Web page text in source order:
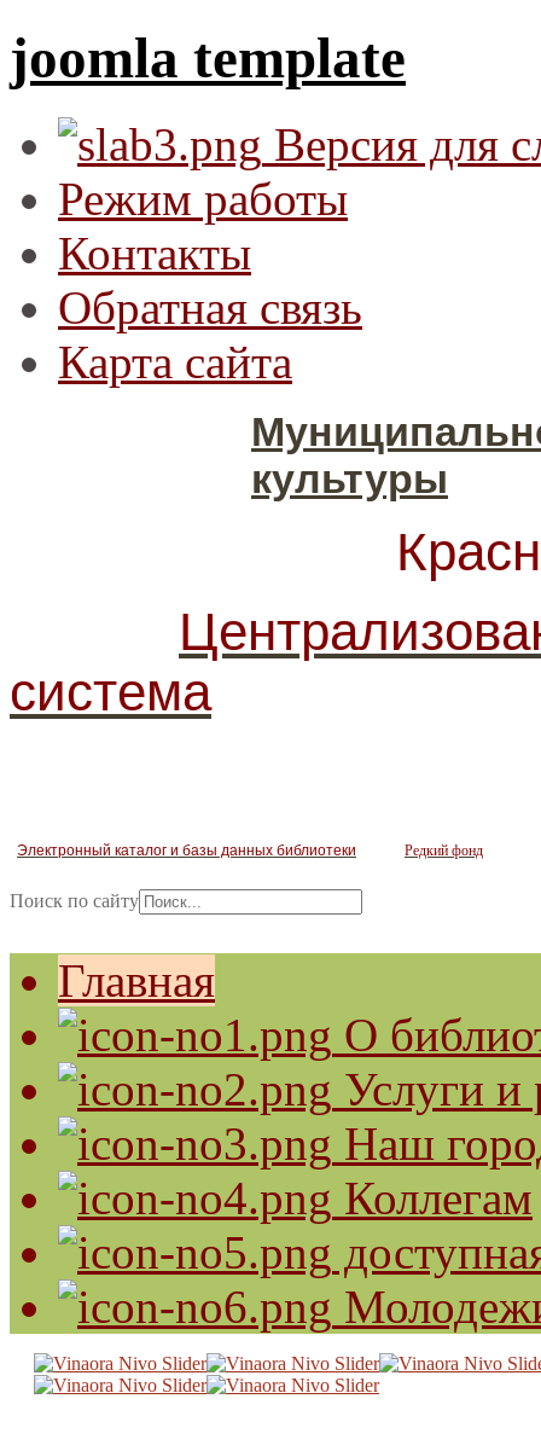
joomla template
Версия для
Режим работы
Контакты
Обратная связь
Карта сайта
культуры
система
Электронный каталог и базы данных библиотеки Редкий фонд
Поиск по сайту
Главная
О
Услуги и
Наш
Коллегам